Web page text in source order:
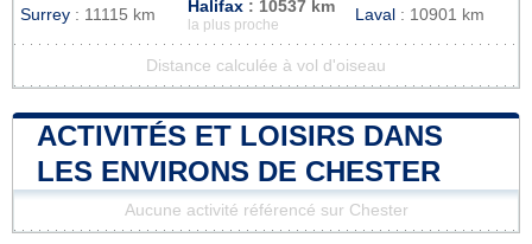
Surrey : 11115 km Halifax : 10537 km
la plus proche
Laval : 10901 km
Distance calculée à vol d'oiseau
ACTIVITÉS ET LOISIRS DANS
LES ENVIRONS DE CHESTER
Aucune activité référencé sur Chester